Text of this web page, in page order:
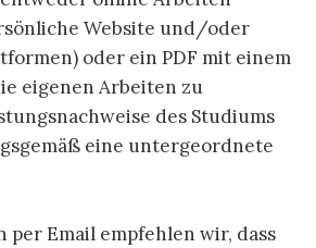
Website und/oder
oder ein PDF mit einem
eigenen Arbeiten zu
des Studiums
eine untergeordnete
per Email empfehlen wir, dass